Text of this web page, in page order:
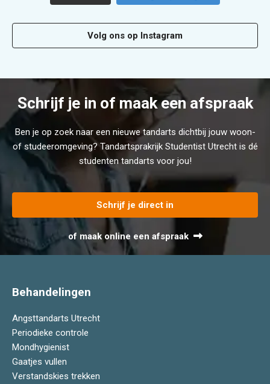
Volg ons op Instagram
Schrijf je in of maak een afspraak
Ben je op zoek naar een nieuwe tandarts dichtbij jouw woon-
of studeeromgeving? Tandartsprakrijk Studentist Utrecht is dé
studenten tandarts voor jou!
Schrijf je direct in
of maak online een afspraak
Behandelingen
Angsttandarts Utrecht
Periodieke controle
Mondhygienist
Gaatjes vullen
Verstandskies trekken